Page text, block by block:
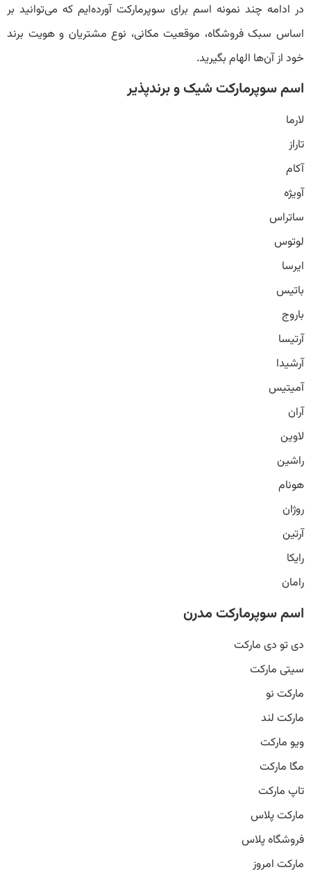
در ادامه چند نمونه اسم برای سوپرمارکت آورده‌ایم که می‌توانید بر
اساس سبک فروشگاه، موقعیت مکانی، نوع مشتریان و هویت برند
خود از آن‌ها الهام بگیرید.
اسم سوپرمارکت شیک و برندپذیر
لارما
تاراز
آکام
آویژه
ساتراس
لوتوس
ایرسا
باتیس
باروج
آرتیسا
آرشیدا
آمیتیس
آران
لاوین
راشین
هونام
روژان
آرتین
رایکا
رامان
اسم سوپرمارکت مدرن
دی تو دی مارکت
سیتی مارکت
مارکت نو
مارکت لند
ویو مارکت
مگا مارکت
تاپ مارکت
مارکت پلاس
فروشگاه پلاس
مارکت امروز